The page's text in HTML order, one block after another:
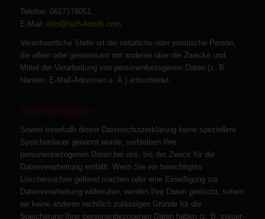
Telefon: 0617178051
E-Mail: info@lach-hotels.com
Verantwortliche Stelle ist die natürliche oder juristische Person,
die allein oder gemeinsam mit anderen über die Zwecke und
Mittel der Verarbeitung von personenbezogenen Daten (z. B.
Namen, E-Mail-Adressen o. Ä.) entscheidet.
Speicherdauer
Soweit innerhalb dieser Datenschutzerklärung keine speziellere
Speicherdauer genannt wurde, verbleiben Ihre
personenbezogenen Daten bei uns, bis der Zweck für die
Datenverarbeitung entfällt. Wenn Sie ein berechtigtes
Löschersuchen geltend machen oder eine Einwilligung zur
Datenverarbeitung widerrufen, werden Ihre Daten gelöscht, sofern
wir keine anderen rechtlich zulässigen Gründe für die
Speicherung Ihrer personenbezogenen Daten haben (z. B. steuer-